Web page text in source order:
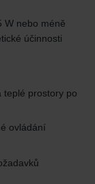
W nebo méně
účinnosti
teplé prostory po
ovládání